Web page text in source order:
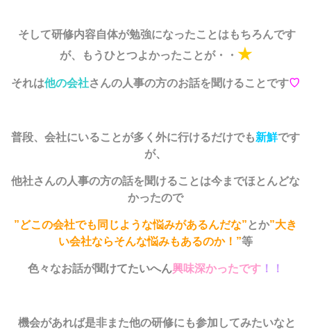
そして研修内容自体が勉強になったことはもちろんです
が、もうひとつよかったことが・・ ★
それは他の会社さんの人事の方のお話を聞けることです♡
普段、会社にいることが多く外に行けるだけでも新鮮です
が、
他社さんの人事の方の話を聞けることは今までほとんどな
かったので
”どこの会社でも同じような悩みがあるんだな” とか”大き
い会社ならそんな悩みもあるのか！”等
色々なお話が聞けてたいへん興味深かったです ！！
機会があれば是非また他の研修にも参加してみたいなと